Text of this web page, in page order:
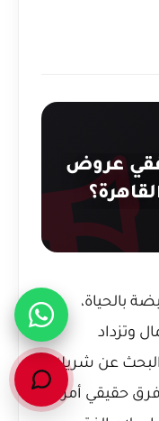
عروض
بالحياة،
وتزداد
عن شريك
حقيقي أمرًا